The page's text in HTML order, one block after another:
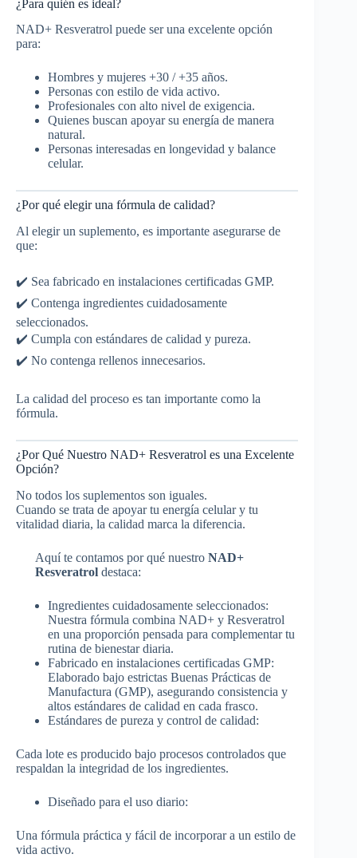
¿Para quién es ideal?
NAD+ Resveratrol puede ser una excelente opción
para:
Hombres y mujeres +30 / +35 años.
Personas con estilo de vida activo.
Profesionales con alto nivel de exigencia.
Quienes buscan apoyar su energía de manera
natural.
Personas interesadas en longevidad y balance
celular.
¿Por qué elegir una fórmula de calidad?
Al elegir un suplemento, es importante asegurarse de
que:
✔️ Sea fabricado en instalaciones certificadas GMP.
✔️ Contenga ingredientes cuidadosamente
seleccionados.
✔️ Cumpla con estándares de calidad y pureza.
✔️ No contenga rellenos innecesarios.
La calidad del proceso es tan importante como la
fórmula.
¿Por Qué Nuestro NAD+ Resveratrol es una Excelente
Opción?
No todos los suplementos son iguales.
Cuando se trata de apoyar tu energía celular y tu
vitalidad diaria, la calidad marca la diferencia.
Aquí te contamos por qué nuestro NAD+
Resveratrol destaca:
Ingredientes cuidadosamente seleccionados:
Nuestra fórmula combina NAD+ y Resveratrol
en una proporción pensada para complementar tu
rutina de bienestar diaria.
Fabricado en instalaciones certificadas GMP:
Elaborado bajo estrictas Buenas Prácticas de
Manufactura (GMP), asegurando consistencia y
altos estándares de calidad en cada frasco.
Estándares de pureza y control de calidad:
Cada lote es producido bajo procesos controlados que
respaldan la integridad de los ingredientes.
Diseñado para el uso diario:
Una fórmula práctica y fácil de incorporar a un estilo de
vida activo.